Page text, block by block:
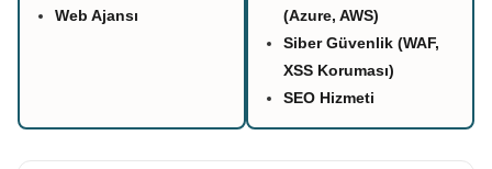
Web Ajansı
(Azure, AWS)
Siber Güvenlik (WAF,
XSS Koruması)
SEO Hizmeti